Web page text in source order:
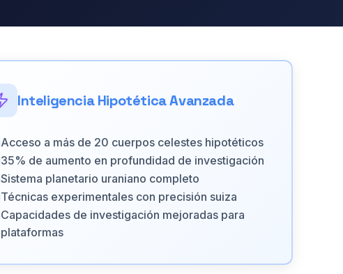
Inteligencia Hipotética Avanzada
Acceso a más de 20 cuerpos celestes hipotéticos
35% de aumento en profundidad de investigación
Sistema planetario uraniano completo
Técnicas experimentales con precisión suiza
Capacidades de investigación mejoradas para
plataformas